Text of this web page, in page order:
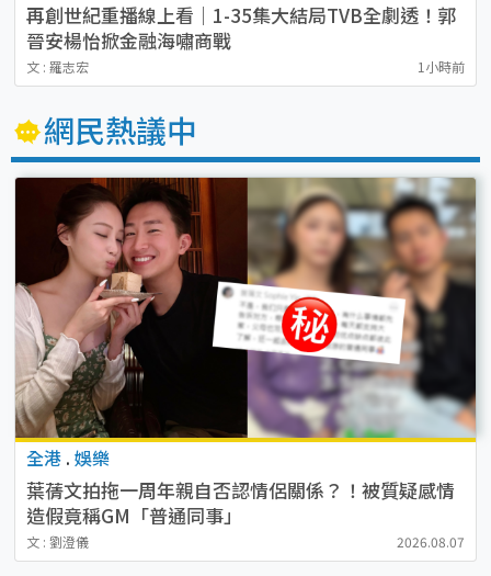
再創世紀重播線上看｜1-35集大結局TVB全劇透！郭
晉安楊怡掀金融海嘯商戰
文 : 羅志宏 1小時前
網民熱議中
全港 . 娛樂
葉蒨文拍拖一周年親自否認情侶關係？！被質疑感情
造假竟稱GM「普通同事」
文 : 劉澄儀 2026.08.07